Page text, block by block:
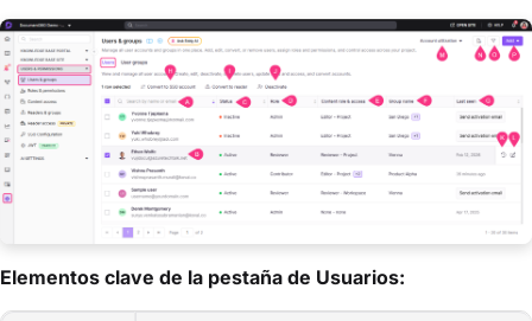
Elementos clave de la pestaña de Usuarios: